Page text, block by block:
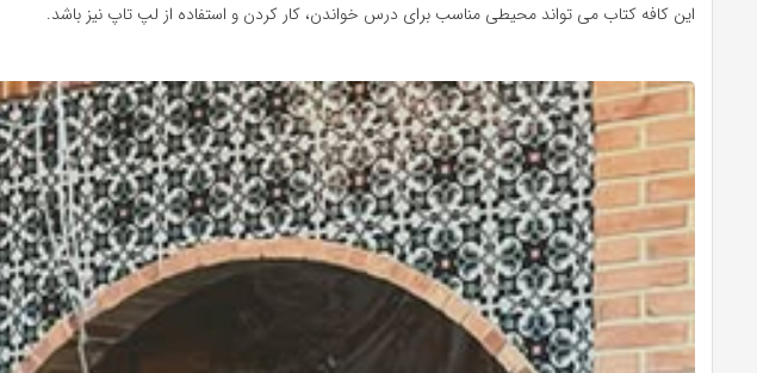
این کافه کتاب می تواند محیطی مناسب برای درس خواندن، کار کردن و استفاده از لپ تاپ نیز باشد.